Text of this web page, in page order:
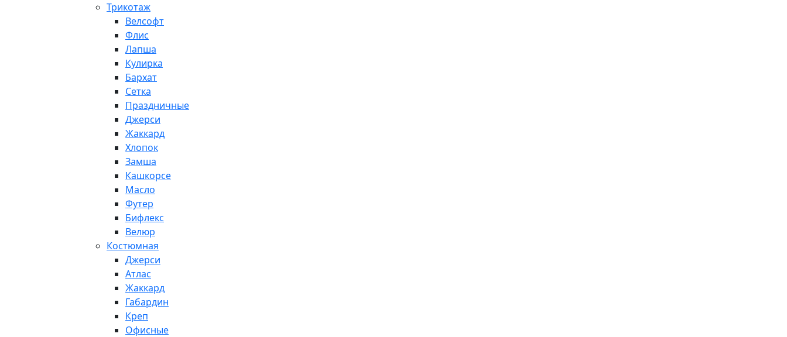
Трикотаж
Велсофт
Флис
Лапша
Кулирка
Бархат
Сетка
Праздничные
Джерси
Жаккард
Хлопок
Замша
Кашкорсе
Масло
Футер
Бифлекс
Велюр
Костюмная
Джерси
Атлас
Жаккард
Габардин
Креп
Офисные